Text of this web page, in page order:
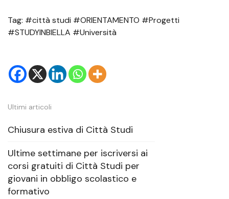
Tag: #città studi #ORIENTAMENTO #Progetti
#STUDYINBIELLA #Università
Ultimi articoli
Chiusura estiva di Città Studi
Ultime settimane per iscriversi ai
corsi gratuiti di Città Studi per
giovani in obbligo scolastico e
formativo